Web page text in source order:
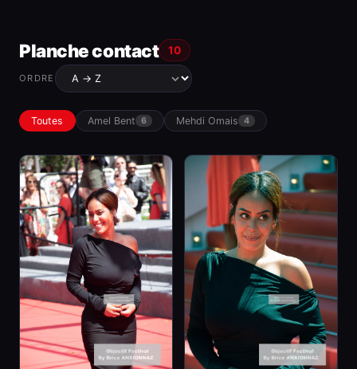
Planche contact 10
ORDRE
Toutes Amel Bent 6 Mehdi Omais 4